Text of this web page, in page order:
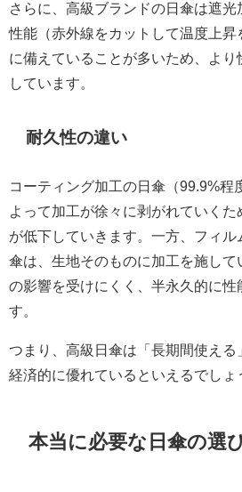
さらに、高級ブランドの日傘は遮
性能（赤外線をカットして温度上
に備えていることが多いため、より
しています。
耐久性の違い
コーティング加工の日傘（99.9%程
よって加工が徐々に剥がれていく
が低下していきます。一方、フィル
傘は、生地そのものに加工を施して
の影響を受けにくく、半永久的に性
す。
つまり、高級日傘は「長期間使える
経済的に優れているといえるでしょ
本当に必要な日傘の選